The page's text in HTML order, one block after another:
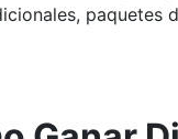
paquetes